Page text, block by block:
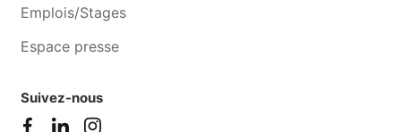
Emplois/Stages
Espace presse
Suivez-nous